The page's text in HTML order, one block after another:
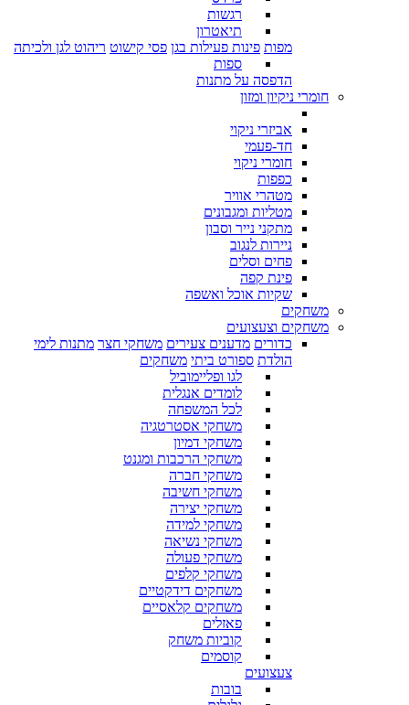
רגשות
תיאטרון
מפות פינות פעילות בגן פסי קישוט ריהוט לגן ולכיתה
ספות
הדפסה על מתנות
חומרי ניקיון ומזון
אביזרי ניקוי
חד-פעמי
חומרי ניקוי
כפפות
מטהרי אוויר
מטליות ומגבונים
מתקני נייר וסבון
ניירות לנגוב
פחים וסלים
פינת קפה
שקיות אוכל ואשפה
משחקים
משחקים וצעצועים
כדורים מדענים צעירים משחקי חצר מתנות לימי
הולדת ספורט ביתי משחקים
לגו ופליימוביל
לומדים אנגלית
לכל המשפחה
משחקי אסטרטגיה
משחקי דמיון
משחקי הרכבות ומגנט
משחקי חברה
משחקי חשיבה
משחקי יצירה
משחקי למידה
משחקי נשיאה
משחקי פעולה
משחקי קלפים
משחקים דידקטיים
משחקים קלאסיים
פאזלים
קוביות משחק
קוסמים
צעצועים
בובות